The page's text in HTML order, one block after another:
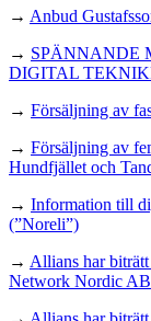
→ Anbud
→ SPÄNNANDE
DIGITAL
→ Försäljning av
→ Försäljning av
Hundfjället och
→ Information till
(”Noreli”)
→ Allians har
Network Nordic AB